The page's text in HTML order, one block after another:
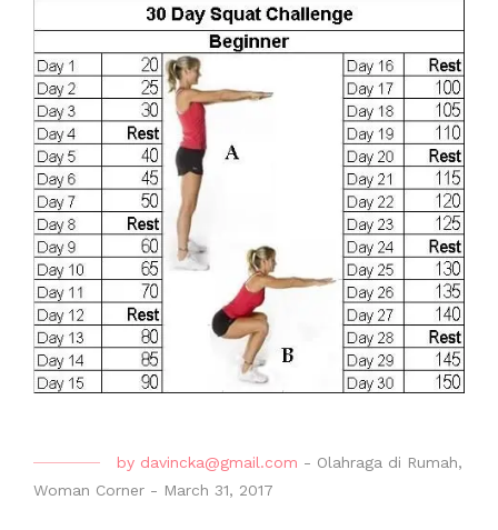
by davincka@gmail.com - Olahraga di Rumah,
Woman Corner - March 31, 2017